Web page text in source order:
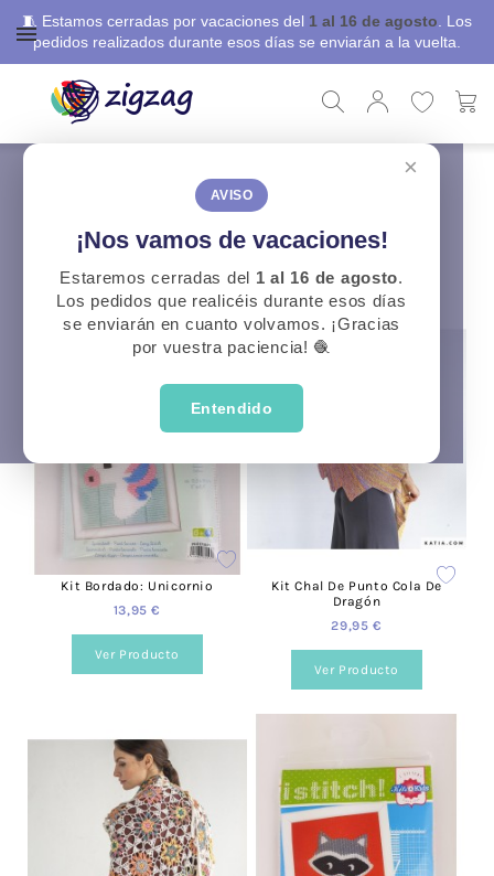
🧵 Estamos cerradas por vacaciones del 1 al 16 de agosto . Los
pedidos realizados durante esos días se enviarán a la vuelta.
×
AVISO
¡Nos vamos de vacaciones!
Estaremos cerradas del 1 al 16 de agosto.
Los pedidos que realicéis durante esos días
se enviarán en cuanto volvamos. ¡Gracias
por vuestra paciencia! 🧶
Entendido
KITS
Kit Bordado: Unicornio
13,95 €
Ver Producto
Kit Chal De Punto Cola De
Dragón
29,95 €
Ver Producto